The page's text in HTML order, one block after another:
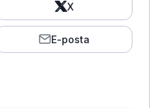
X
E-posta